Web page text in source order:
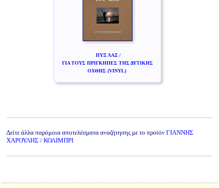
ΠΥΞ ΛΑΞ /
ΓΙΑ ΤΟΥΣ ΠΡΙΓΚΗΠΕΣ ΤΗΣ ΔΥΤΙΚΗΣ
ΟΧΘΗΣ (VINYL)
Δείτε άλλα παρόμοια αποτελέσματα αναζήτησης με το προϊόν ΓΙΑΝΝΗΣ
ΧΑΡΟΥΛΗΣ / ΚΟΛΙΜΠΡΙ